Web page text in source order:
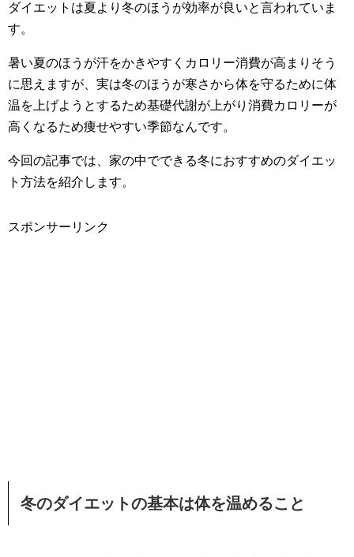
ダイエットは夏より冬のほうが効率が良いと言われていま
す。
暑い夏のほうが汗をかきやすくカロリー消費が高まりそう
に思えますが、実は冬のほうが寒さから体を守るために体
温を上げようとするため基礎代謝が上がり消費カロリーが
高くなるため痩せやすい季節なんです。
今回の記事では、家の中でできる冬におすすめのダイエッ
ト方法を紹介します。
スポンサーリンク
冬のダイエットの基本は体を温めること